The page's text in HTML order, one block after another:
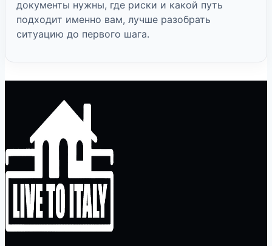
документы нужны, где риски и какой путь
подходит именно вам, лучше разобрать
ситуацию до первого шага.